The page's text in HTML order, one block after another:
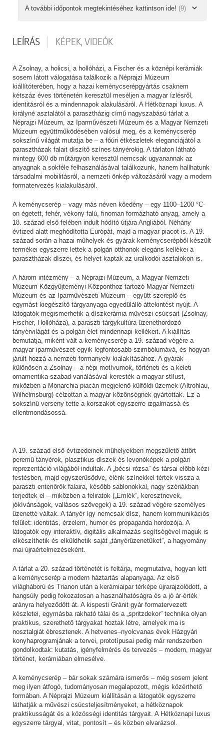
A további időpontok megtekintéséhez kattintson ide! (9)
LEÍRÁS KÉPEK, VIDEÓK
A Zsolnay, a holicsi, a hollóházi, a Fischer és a köznépi kerámiák
sosem látott válogatása találkozik a Néprajzi Múzeum
kiállítóterében, hogy a hazai keménycserépgyártás csaknem
kétszáz éves történetén keresztül meséljen a magyar ízlésről,
identitásról és a mindennapok alakulásáról. A Hétköznapi luxus. A
királyné asztalától a parasztházig című nagyszabású tárlat a
Néprajzi Múzeum, az Iparművészeti Múzeum és a Magyar Nemzeti
Múzeum együttműködésében valósul meg, és a keménycserép
sokszínű világát mutatja be – a főúri étkészletek eleganciájától a
parasztházak falait díszítő színes tányérokig. A tárlaton látható
mintegy 600 db műtárgyon keresztül nemcsak ugyanannak az
anyagnak a sokféle felhasználásával találkozunk, hanem hallhatunk
társadalmi mobilitásról, a nemzeti önkép változásáról vagy a modern
formatervezés kialakulásáról.
A keménycserép – vagy más néven kőedény – egy 1100–1200 °C-
on égetett, fehér, vékony falú, finoman formázható anyag, amely a
18. század első felében indult hódító útjára Angliából. Néhány
évtized alatt meghódította Európát, majd a magyar piacot is. A 19.
század során a hazai műhelyek és gyárak keménycserépből készült
termékei egyszerre lettek a polgári otthonok elegáns kellékei a
parasztházak díszei, és helyet kaptak az uralkodói asztalokon is.
A három intézmény – a Néprajzi Múzeum, a Magyar Nemzeti
Múzeum Közgyűjteményi Központhoz tartozó Magyar Nemzeti
Múzeum és az Iparművészeti Múzeum – együtt szereplő és
egymást kiegészítő tárgyanyaga egyedülálló áttekintést nyújt. A
látogatók megismerhetik a díszkerámia művészi csúcsait (Zsolnay,
Fischer, Hollóháza), a paraszti tárgykultúra üzenethordozó
tányérvilágát és a polgári élet mindennapi kellékeit. A kiállítás
bemutatja, miként vált a keménycserép a 19. század végére a
magyar iparművészet egyik legfontosabb szimbólumává, és hogyan
járult hozzá a nemzeti formanyelv kialakításához. A gyárak –
különösen a Zsolnay – a népi motívumok, történeti és a keleti
ornamentika szabad variálásával keresték a magyar stílust,
miközben a Monarchia piacán megjelenő külföldi üzemek (Altrohlau,
Wilhelmsburg) célzottan a magyar közönségnek gyártottak. Ez a
sokszínű verseny tette a korszakot egyszerre izgalmassá és
ellentmondásossá.
A 19. század első évtizedeinek műhelyekben megszülető áttört
peremű tányérok, plasztikus díszek és levonóképek a polgári
reprezentáció világából indultak. A „bécsi rózsa” és társai előbb kézi
festésben, majd egyszerűsödve, élénk színekkel tértek vissza a
paraszti enteriőrök falaira, később sablonokkal, nagy szériákban
terjedtek el – miközben a feliratok („Emlék”, keresztnevek,
jókívánságok, vallásos szövegek) a 19. század végére személyes
üzenetté váltak. A tányér így nemcsak dísz, hanem kommunikációs
felület: identitás, érzelem, humor és propaganda hordozója. A
látogatók egy interaktív, digitális alkalmazás segítségével maguk is
elkészíthetik és elküldhetik saját „tányérüzenetüket”, a hagyomány
mai újraértelmezéseként.
A tárlat a 20. század történetét is feltárja, megmutatva, hogyan lett
a keménycserép a modern háztartás alapanyaga. Az első
világháború és Trianon után a kerámiaipar térképe újrarajzolódott, a
hangsúly pedig fokozatosan a használhatóságra és a jó ár-érték
arányra helyeződött át. A kispesti Gránit gyár formatervezett
készletei, egymásba rakható tálai és a „spritzdekor” technika olyan
praktikus, szerethető tárgyakat hoztak létre, amelyek ma is
nosztalgiát ébresztenek. A hetvenes–nyolcvanas évek Házgyári
konyhaprogramjának a tervei, prototípusai pedig már rendszerben
gondolkodtak: kutatás, igényfelmérés és tervezés – modern, magyar
történet, kerámiában elmesélve.
A keménycserép – bár sokak számára ismerős – még sosem jelent
meg ilyen átfogó, tudományosan megalapozott, mégis közérthető
formában. A Néprajzi Múzeum kiállításán a látogatók egyszerre
láthatják a művészi csúcsteljesítményeket, a hétköznapok
praktikusságát és a közösségi identitás tárgyait. A Hétköznapi luxus
egyszerre tárgyal, vitat, pontosít – és közben elvarázsol.